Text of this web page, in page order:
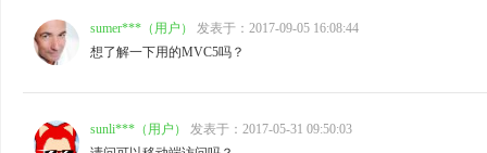
sumer***（用户）
发表于：2017-09-05 16:08:44
想了解一下用的MVC5吗？
sunli***（用户）
发表于：2017-05-31 09:50:03